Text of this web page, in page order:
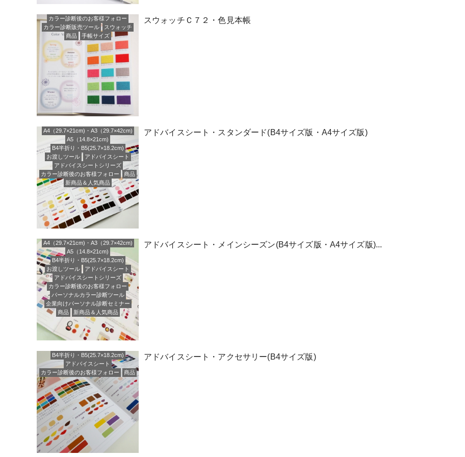
カラー診断後のお客様フォロー
カラー診断販売ツール
スウォッチ
商品
手帳サイズ
スウォッチＣ７２・色見本帳
A4（29.7×21cm)・A3（29.7×42cm)
A5（14.8×21cm)
B4半折り・B5(25.7×18.2cm)
お渡しツール
アドバイスシート
アドバイスシートシリーズ
カラー診断後のお客様フォロー
商品
新商品＆人気商品
アドバイスシート・スタンダード(B4サイズ版・A4サイズ版)
A4（29.7×21cm)・A3（29.7×42cm)
A5（14.8×21cm)
B4半折り・B5(25.7×18.2cm)
お渡しツール
アドバイスシート
アドバイスシートシリーズ
カラー診断後のお客様フォロー
パーソナルカラー診断ツール
企業向けパーソナル診断セミナー
商品
新商品＆人気商品
アドバイスシート・メインシーズン(B4サイズ版・A4サイズ版)...
B4半折り・B5(25.7×18.2cm)
アドバイスシート
カラー診断後のお客様フォロー
商品
アドバイスシート・アクセサリー(B4サイズ版)